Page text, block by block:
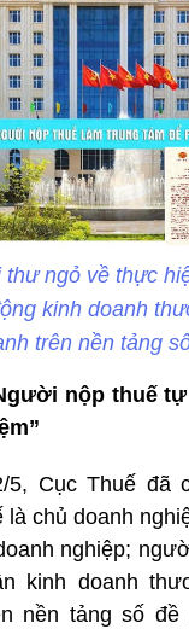
thư ngỏ về thực
kinh doanh
trên nền tảng
nộp thuế
5, Cục Thuế đã
là chủ doanh
nghiệp;
kinh doanh
nền tảng số